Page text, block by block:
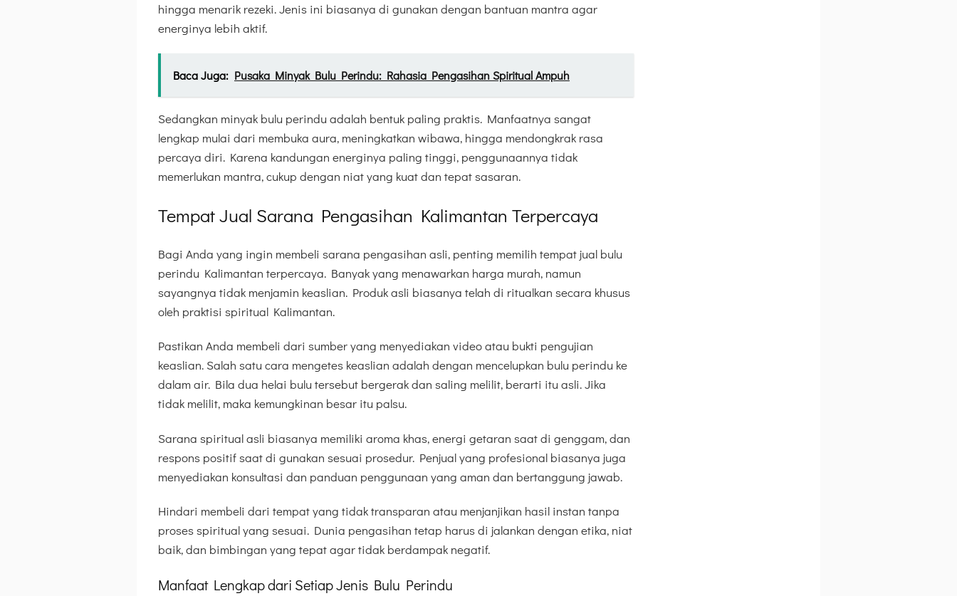
hingga menarik rezeki. Jenis ini biasanya di gunakan dengan bantuan mantra agar
energinya lebih aktif.
Baca Juga: Pusaka Minyak Bulu Perindu: Rahasia Pengasihan Spiritual Ampuh
Sedangkan minyak bulu perindu adalah bentuk paling praktis. Manfaatnya sangat
lengkap mulai dari membuka aura, meningkatkan wibawa, hingga mendongkrak rasa
percaya diri. Karena kandungan energinya paling tinggi, penggunaannya tidak
memerlukan mantra, cukup dengan niat yang kuat dan tepat sasaran.
Tempat Jual Sarana Pengasihan Kalimantan Terpercaya
Bagi Anda yang ingin membeli sarana pengasihan asli, penting memilih tempat jual bulu
perindu Kalimantan terpercaya. Banyak yang menawarkan harga murah, namun
sayangnya tidak menjamin keaslian. Produk asli biasanya telah di ritualkan secara khusus
oleh praktisi spiritual Kalimantan.
Pastikan Anda membeli dari sumber yang menyediakan video atau bukti pengujian
keaslian. Salah satu cara mengetes keaslian adalah dengan mencelupkan bulu perindu ke
dalam air. Bila dua helai bulu tersebut bergerak dan saling melilit, berarti itu asli. Jika
tidak melilit, maka kemungkinan besar itu palsu.
Sarana spiritual asli biasanya memiliki aroma khas, energi getaran saat di genggam, dan
respons positif saat di gunakan sesuai prosedur. Penjual yang profesional biasanya juga
menyediakan konsultasi dan panduan penggunaan yang aman dan bertanggung jawab.
Hindari membeli dari tempat yang tidak transparan atau menjanjikan hasil instan tanpa
proses spiritual yang sesuai. Dunia pengasihan tetap harus di jalankan dengan etika, niat
baik, dan bimbingan yang tepat agar tidak berdampak negatif.
Manfaat Lengkap dari Setiap Jenis Bulu Perindu